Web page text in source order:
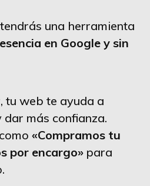
tendrás una herramienta
en Google y sin
tu web te ayuda a
más confianza.
«Compramos tu
por encargo» para